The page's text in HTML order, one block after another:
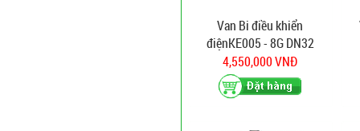
Van Bi điều khiển
điệnKE005 - 8G DN32
4,550,000 VNĐ